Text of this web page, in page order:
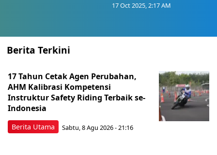
17 Oct 2025, 2:17 AM
Berita Terkini
Berita Utama
17 Tahun Cetak Agen Perubahan,
AHM Kalibrasi Kompetensi
Instruktur Safety Riding Terbaik se-
Indonesia
Sabtu, 8 Agu 2026 - 21:16